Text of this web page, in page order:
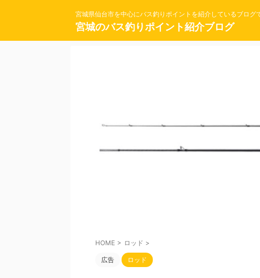
宮城県仙台市を中心にバス釣りポイントを紹介しているブログ
宮城のバス釣りポイント紹介ブログ
HOME > ロッド >
広告 ロッド